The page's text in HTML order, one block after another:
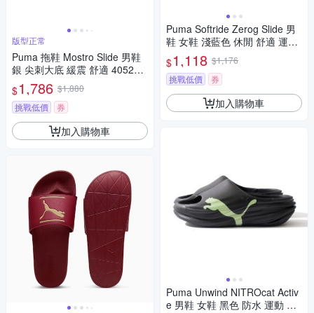
版型正常
Puma 拖鞋 Mostro Slide 男鞋
銀 尖刺大底 緩震 舒適 405282
-08
$1,786 $1,880
挑戰低價
券
加入購物車
Puma Softride Zerog Slide 男
鞋 女鞋 淺藍色 休閒 舒適 運動
防水 拖鞋 40034318
$1,118 $1,176
挑戰低價
券
加入購物車
Puma Unwind NITROcat Activ
e 男鞋 女鞋 黑色 防水 運動 拖